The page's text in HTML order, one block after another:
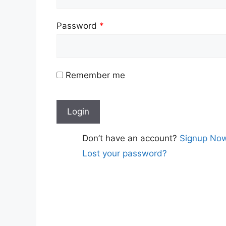
Password *
Remember me
Don’t have an account? Signup
Lost your password?